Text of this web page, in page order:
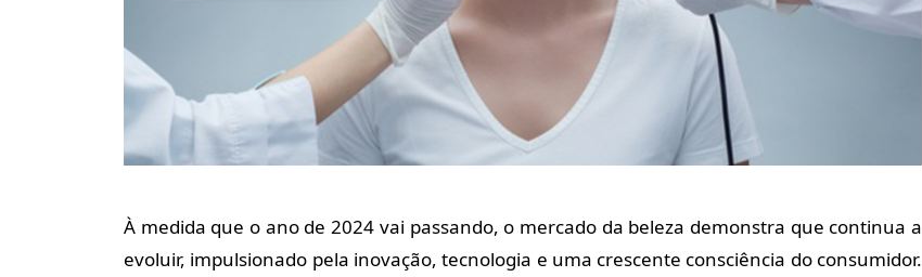
À medida que o ano de 2024 vai passando, o mercado da beleza demonstra que continua a
evoluir, impulsionado pela inovação, tecnologia e uma crescente consciência do consumidor.